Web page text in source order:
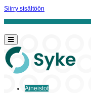
Siirry sisältöön
Aineistot